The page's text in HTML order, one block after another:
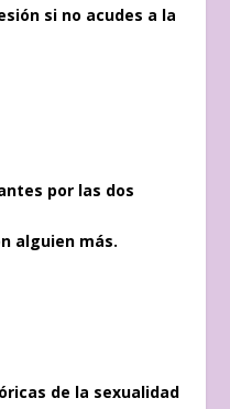
si no acudes a la
por las dos
alguien más.
de la sexualidad